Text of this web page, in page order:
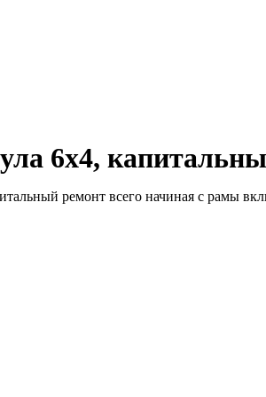
6х4,
ремонт всего начиная с рамы